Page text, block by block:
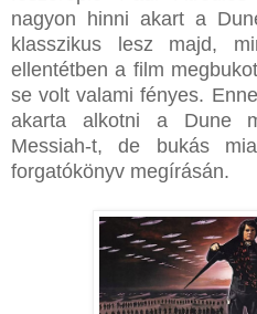
nagyon hinni akart a
klasszikus lesz majd,
ellentétben a film
se volt valami fényes.
akarta alkotni a Dune
Messiah-t, de bukás
forgatókönyv megírásán.